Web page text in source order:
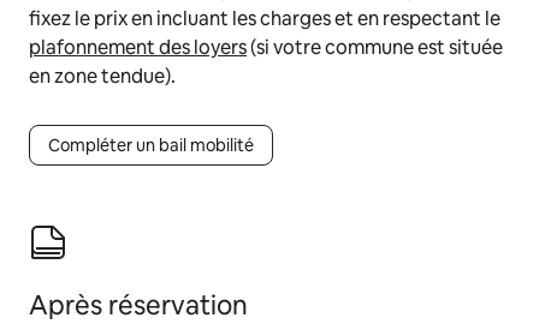
fixez le prix en incluant les charges et en respectant le
plafonnement des loyers(si votre commune est située
en zone tendue).
Compléter un bail mobilité
Après réservation